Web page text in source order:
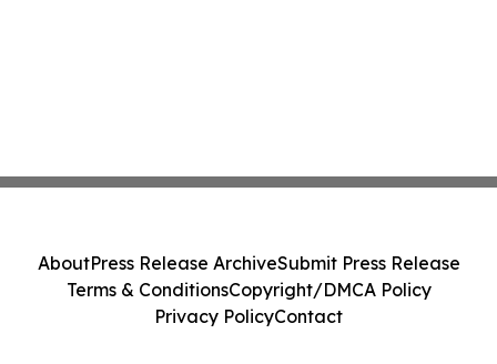
AboutPress Release ArchiveSubmit Press Release
Terms & ConditionsCopyright/DMCA Policy
Privacy PolicyContact